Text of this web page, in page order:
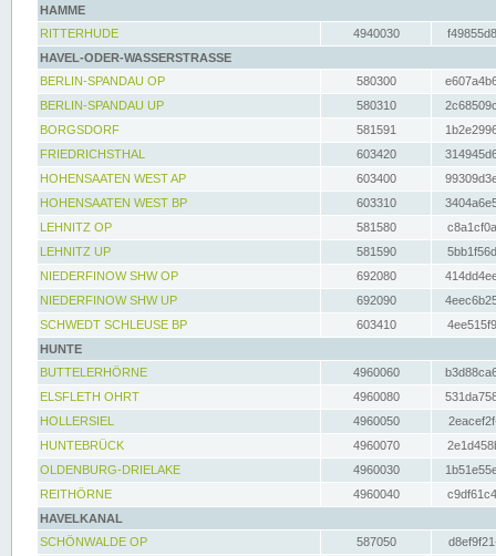
HAMME
RITTERHUDE
4940030
HAVEL-ODER-WASSERSTRASSE
BERLIN-SPANDAU OP
580300
BERLIN-SPANDAU UP
580310
BORGSDORF
581591
FRIEDRICHSTHAL
603420
HOHENSAATEN WEST AP
603400
HOHENSAATEN WEST BP
603310
LEHNITZ OP
581580
LEHNITZ UP
581590
NIEDERFINOW SHW OP
692080
NIEDERFINOW SHW UP
692090
SCHWEDT SCHLEUSE BP
603410
HUNTE
BUTTELERHÖRNE
4960060
ELSFLETH OHRT
4960080
HOLLERSIEL
4960050
HUNTEBRÜCK
4960070
OLDENBURG-DRIELAKE
4960030
REITHÖRNE
4960040
HAVELKANAL
SCHÖNWALDE OP
587050